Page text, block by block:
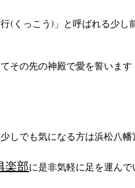
行(くっこう)」と呼ばれる少
その先の神殿で愛を誓います
しでも気になる方は浜松八
楽部に是非気軽に足を運んで